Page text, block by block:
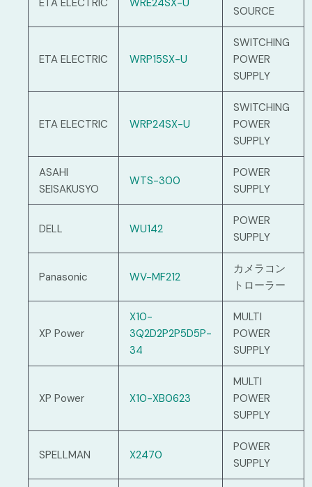
ETA ELECTRIC WRE24SX-U
SOURCE
ETA ELECTRIC WRP15SX-U
SWITCHING
POWER
SUPPLY
ETA ELECTRIC WRP24SX-U
SWITCHING
POWER
SUPPLY
ASAHI
SEISAKUSYO
WTS-300
POWER
SUPPLY
DELL WU142
POWER
SUPPLY
Panasonic WV-MF212
カメラコン
トローラー
XP Power
X10-
3Q2D2P2P5D5P-
34
MULTI
POWER
SUPPLY
XP Power X10-XB0623
MULTI
POWER
SUPPLY
SPELLMAN X2470
POWER
SUPPLY